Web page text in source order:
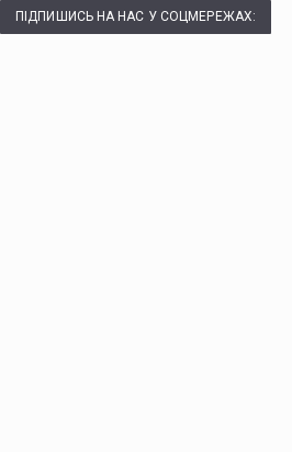
ПІДПИШИСЬ НА НАС У СОЦМЕРЕЖАХ: